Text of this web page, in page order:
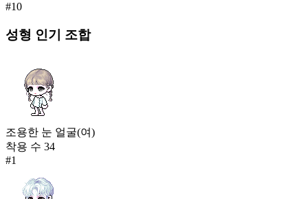
#10
성형 인기 조합
조용한 눈 얼굴(여)
착용 수 34
#1